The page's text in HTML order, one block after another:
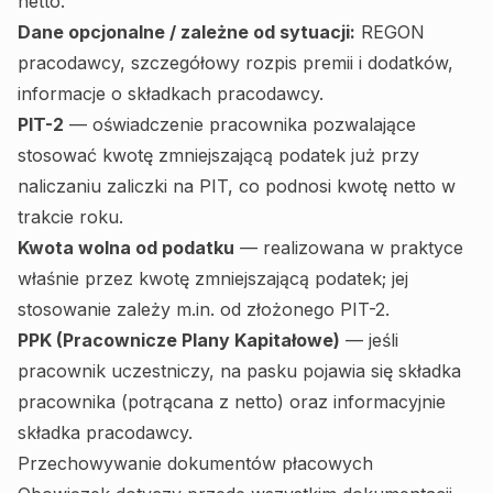
Dane opcjonalne / zależne od sytuacji: REGON
pracodawcy, szczegółowy rozpis premii i dodatków,
informacje o składkach pracodawcy.
PIT-2 — oświadczenie pracownika pozwalające
stosować kwotę zmniejszającą podatek już przy
naliczaniu zaliczki na PIT, co podnosi kwotę netto w
trakcie roku.
Kwota wolna od podatku — realizowana w praktyce
właśnie przez kwotę zmniejszającą podatek; jej
stosowanie zależy m.in. od złożonego PIT-2.
PPK (Pracownicze Plany Kapitałowe) — jeśli
pracownik uczestniczy, na pasku pojawia się składka
pracownika (potrącana z netto) oraz informacyjnie
składka pracodawcy.
Przechowywanie dokumentów płacowych